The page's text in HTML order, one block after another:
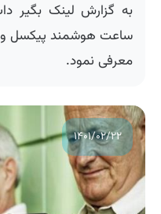
ساعت هوشمند پیکسل
معرفی نمود.
۱۴۰۱/۰۲/۲۲